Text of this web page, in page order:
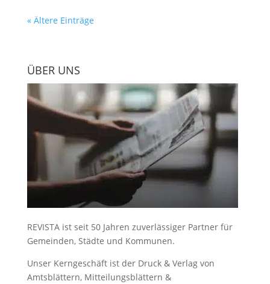
« Ältere Einträge
ÜBER UNS
REVISTA ist seit 50 Jahren zuverlässiger Partner für
Gemeinden, Städte und Kommunen.
Unser Kerngeschäft ist der Druck & Verlag von
Amtsblättern, Mitteilungsblättern &